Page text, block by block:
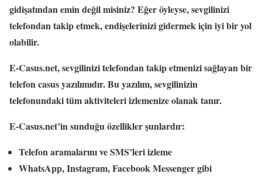
gidişatından emin değil misiniz? Eğer öyleyse, sevgilinizi
telefondan takip etmek, endişelerinizi gidermek için iyi bir yol
olabilir.
E-Casus.net, sevgilinizi telefondan takip etmenizi sağlayan bir
telefon casus yazılımıdır. Bu yazılım, sevgilinizin
telefonundaki tüm aktiviteleri izlemenize olanak tanır.
E-Casus.net’in sunduğu özellikler şunlardır:
Telefon aramalarını ve SMS’leri izleme
WhatsApp, Instagram, Facebook Messenger gibi